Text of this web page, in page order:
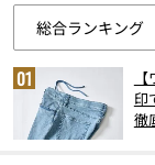
印
徹